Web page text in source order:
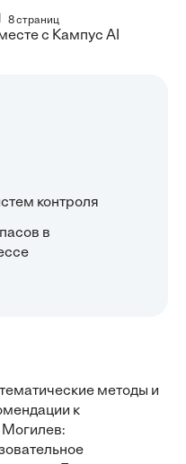
8 страниц
с Кампус AI
контроля
в
методы и
к